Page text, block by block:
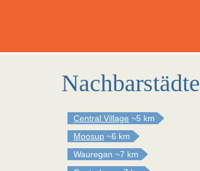
Nachbarstädte
Central Village ~5 km
Moosup ~6 km
Wauregan ~7 km